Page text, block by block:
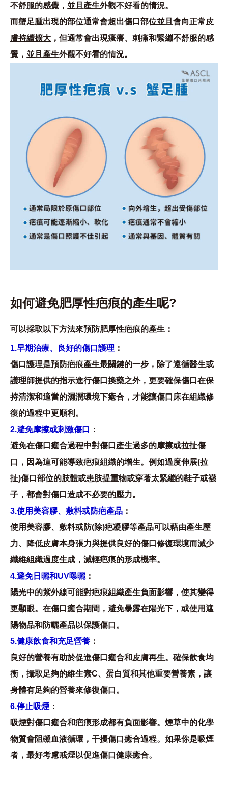
不舒服的感覺，並且產生外觀不好看的情況。
而蟹足腫出現的部位通常會超出傷口部位並且 會向正常皮
膚持續擴大 ，但通常會出現瘙癢、刺痛和緊繃不舒服的感
覺，並且產生外觀不好看的情況。
如何避免肥厚性疤痕的產生呢?
可以採取以下方法來預防肥厚性疤痕的產生：
1.早期治療、良好的傷口護理 ：
傷口護理是預防疤痕產生最關鍵的一步，除了遵循醫生或
護理師提供的指示進行傷口換藥之外，更要確保傷口在保
持清潔和適當的濕潤環境下癒合，才能讓傷口床在組織修
復的過程中更順利。
2.避免摩擦或刺激傷口
：
避免在傷口癒合過程中對傷口產生過多的摩擦或拉扯傷
口，因為這可能導致疤痕組織的增生。例如過度伸展(拉
扯)傷口部位的肢體或患肢提重物或穿著太緊繃的鞋子或襪
子，都會對傷口造成不必要的壓力。
3.使用美容膠、敷料或防疤產品 ：
使用美容膠、敷料或防(除)疤凝膠等產品可以藉由產生壓
力、降低皮膚本身張力與提供良好的傷口修復環境而減少
纖維組織過度生成，減輕疤痕的形成機率。
4.避免日曬和UV曝曬 ：
陽光中的紫外線可能對疤痕組織產生負面影響，使其變得
更顯眼。在傷口癒合期間，避免暴露在陽光下，或使用遮
陽物品和防曬產品以保護傷口。
5.健康飲食和充足營養 ：
良好的營養有助於促進傷口癒合和皮膚再生。確保飲食均
衡，攝取足夠的維生素C、蛋白質和其他重要營養素，讓
身體有足夠的營養來修復傷口。
6.停止吸煙 ：
吸煙對傷口癒合和疤痕形成都有負面影響。煙草中的化學
物質會阻礙血液循環，干擾傷口癒合過程。如果你是吸煙
者，最好考慮戒煙以促進傷口健康癒合。